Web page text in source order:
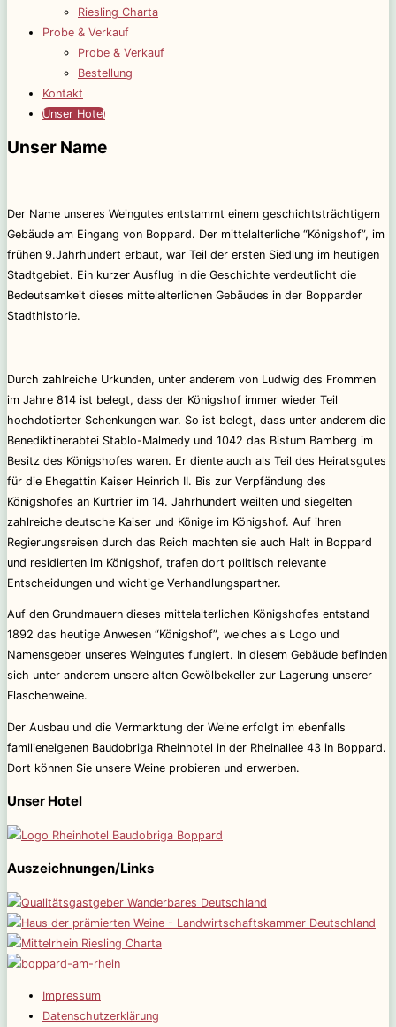
Riesling Charta
Probe & Verkauf
Probe & Verkauf
Bestellung
Kontakt
Unser Hotel
Unser Name
Der Name unseres Weingutes entstammt einem geschichtsträchtigem
Gebäude am Eingang von Boppard. Der mittelalterliche “Königshof”, im
frühen 9.Jahrhundert erbaut, war Teil der ersten Siedlung im heutigen
Stadtgebiet. Ein kurzer Ausflug in die Geschichte verdeutlicht die
Bedeutsamkeit dieses mittelalterlichen Gebäudes in der Bopparder
Stadthistorie.
Durch zahlreiche Urkunden, unter anderem von Ludwig des Frommen
im Jahre 814 ist belegt, dass der Königshof immer wieder Teil
hochdotierter Schenkungen war. So ist belegt, dass unter anderem die
Benediktinerabtei Stablo-Malmedy und 1042 das Bistum Bamberg im
Besitz des Königshofes waren. Er diente auch als Teil des Heiratsgutes
für die Ehegattin Kaiser Heinrich II. Bis zur Verpfändung des
Königshofes an Kurtrier im 14. Jahrhundert weilten und siegelten
zahlreiche deutsche Kaiser und Könige im Königshof. Auf ihren
Regierungsreisen durch das Reich machten sie auch Halt in Boppard
und residierten im Königshof, trafen dort politisch relevante
Entscheidungen und wichtige Verhandlungspartner.
Auf den Grundmauern dieses mittelalterlichen Königshofes entstand
1892 das heutige Anwesen “Königshof”, welches als Logo und
Namensgeber unseres Weingutes fungiert. In diesem Gebäude befinden
sich unter anderem unsere alten Gewölbekeller zur Lagerung unserer
Flaschenweine.
Der Ausbau und die Vermarktung der Weine erfolgt im ebenfalls
familieneigenen Baudobriga Rheinhotel in der Rheinallee 43 in Boppard.
Dort können Sie unsere Weine probieren und erwerben.
Unser Hotel
Auszeichnungen/Links
Impressum
Datenschutzerklärung